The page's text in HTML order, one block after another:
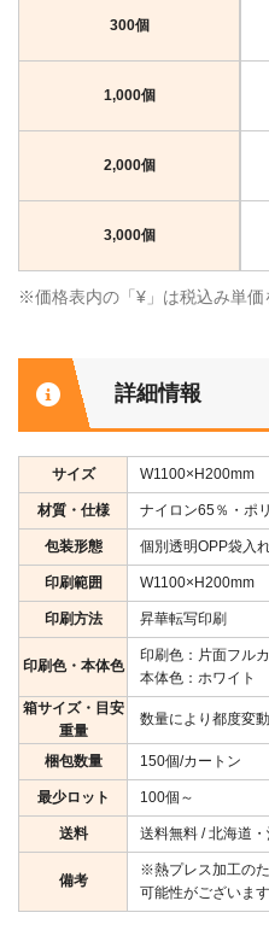
300個
1,000個
2,000個
3,000個
※価格表内の「¥」は税込み単価
詳細情報
サイズ W1100×H200mm
材質・仕様 ナイロン65％・ポ
包装形態 個別透明OPP袋入
印刷範囲 W1100×H200mm
印刷方法 昇華転写印刷
印刷色・本体色
印刷色：片面フル
本体色：ホワイト
箱サイズ・目安
重量
数量により都度変
梱包数量 150個/カートン
最少ロット 100個～
送料 送料無料 / 北海道
備考
※熱プレス加工の
可能性がございま